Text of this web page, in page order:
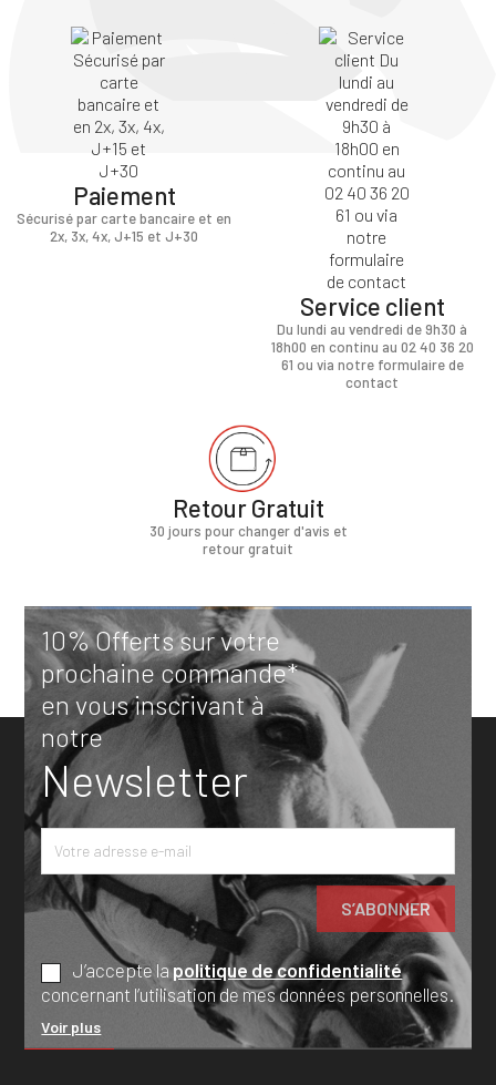
Paiement
Sécurisé par carte bancaire et en
2x, 3x, 4x, J+15 et J+30
Service client
Du lundi au vendredi de 9h30 à
18h00 en continu au 02 40 36 20
61 ou via notre formulaire de
contact
Retour Gratuit
30 jours pour changer d'avis et
retour gratuit
10% Offerts sur votre
prochaine commande*
en vous inscrivant à
notre
Newsletter
J’accepte lapolitique de confidentialité
concernant l’utilisation de mes données personnelles.
Voir plus